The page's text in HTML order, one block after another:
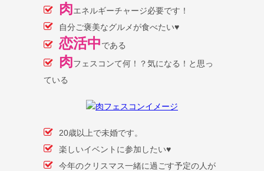
肉エネルギーチャージ必要です！
自分ご褒美なグルメが食べたい♥
恋活中である
肉フェスコンて何！？気になる！と思っ
ている
20歳以上で未婚です。
楽しいイベントに参加したい♥
今年のクリスマス一緒に過ごす予定の人が